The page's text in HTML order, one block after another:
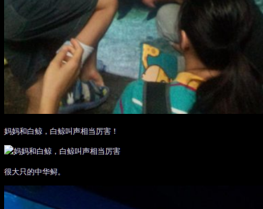
妈妈和白鲸，白鲸叫声相当厉害！
很大只的中华鲟。